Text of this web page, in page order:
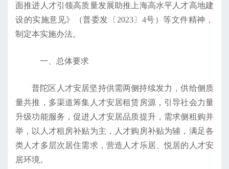
面推进人才引领高质量发展助推上海高水平人才高地建
设的实施意见》（普委发〔2023〕4号）等文件精神，
制定本实施办法。
一、总体要求
普陀区人才安居坚持供需两侧持续发力，供给侧质
量共推，多渠道筹集人才安居租赁房源，引导社会力量
升级功能服务，促进人才安居品质提升，需求侧租购并
举，以人才租房补贴为主，人才购房补贴为辅，满足各
类人才多层次居住需求，营造人才乐居、悦居的人才安
居环境。